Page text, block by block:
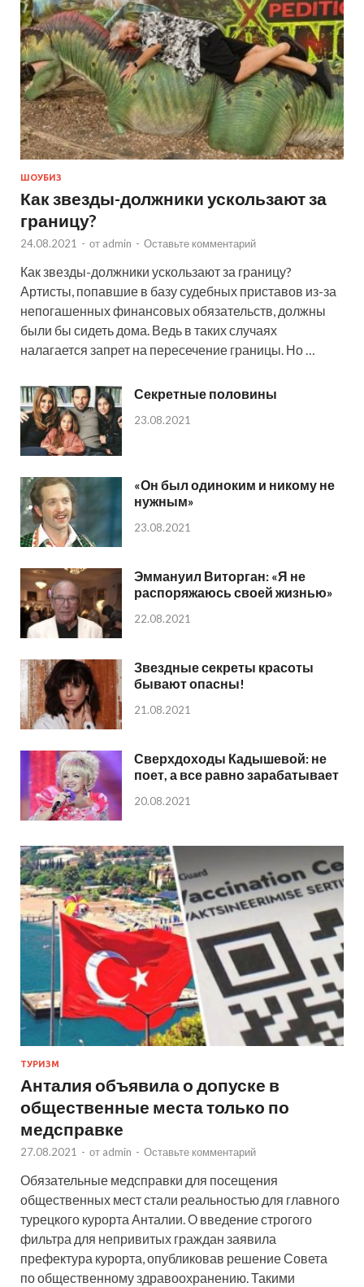
ШОУБИЗ
Как звезды-должники ускользают за
границу?
24.08.2021 - от admin - Оставьте комментарий
Как звезды-должники ускользают за границу?
Артисты, попавшие в базу судебных приставов из-за
непогашенных финансовых обязательств, должны
были бы сидеть дома. Ведь в таких случаях
налагается запрет на пересечение границы. Но …
Секретные половины
23.08.2021
«Он был одиноким и никому не
нужным»
23.08.2021
Эммануил Виторган: «Я не
распоряжаюсь своей жизнью»
22.08.2021
Звездные секреты красоты
бывают опасны!
21.08.2021
Сверхдоходы Кадышевой: не
поет, а все равно зарабатывает
20.08.2021
ТУРИЗМ
Анталия объявила о допуске в
общественные места только по
медсправке
27.08.2021 - от admin - Оставьте комментарий
Обязательные медсправки для посещения
общественных мест стали реальностью для главного
турецкого курорта Анталии. О введение строгого
фильтра для непривитых граждан заявила
префектура курорта, опубликовав решение Совета
по общественному здравоохранению. Такими